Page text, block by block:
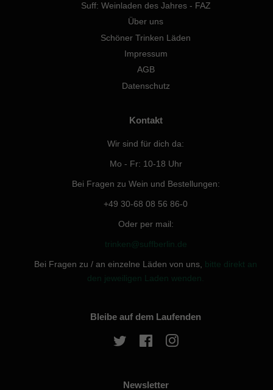
Suff: Weinladen des Jahres - FAZ
Über uns
Schöner Trinken Läden
Impressum
AGB
Datenschutz
Kontakt
Wir sind für dich da:
Mo - Fr: 10-18 Uhr
Bei Fragen zu Wein und Bestellungen:
+49 30-68 08 56 86-0
Oder per mail:
trinken@suffberlin.de
Bei Fragen zu / an einzelne Läden von uns, bitte direkt an
den jeweiligen Laden wenden.
Bleibe auf dem Laufenden
Twitter Facebook
Newsletter